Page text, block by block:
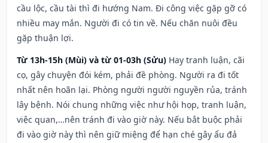
cầu lộc, cầu tài thì đi hướng Nam. Đi công việc gặp gỡ có
nhiều may mắn. Người đi có tin về. Nếu chăn nuôi đều
gặp thuận lợi.
Từ 13h-15h (Mùi) và từ 01-03h (Sửu) Hay tranh luận, cãi
cọ, gây chuyện đói kém, phải đề phòng. Người ra đi tốt
nhất nên hoãn lại. Phòng người người nguyền rủa, tránh
lây bệnh. Nói chung những việc như hội họp, tranh luận,
việc quan,…nên tránh đi vào giờ này. Nếu bắt buộc phải
đi vào giờ này thì nên giữ miệng để hạn ché gây ẩu đả